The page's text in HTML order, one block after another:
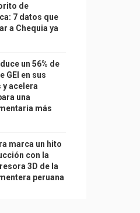
de
7 datos que
a Chequia ya
un 56% de
GEI en sus
y acelera
una
más
marca un hito
con la
3D de la
peruana